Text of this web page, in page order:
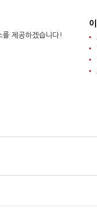
를 제공하겠습니다!